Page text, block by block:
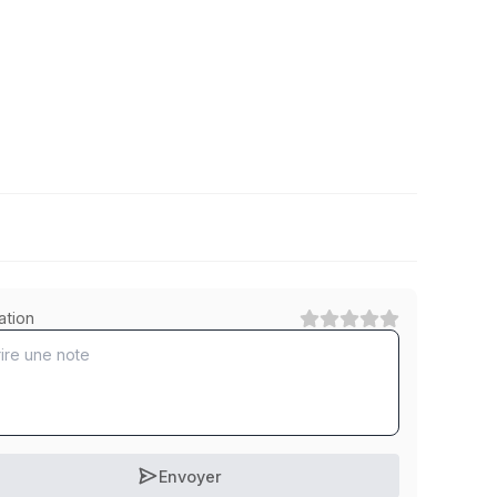
8.8 Stahl feuerverzinkt
1 Catégorie
Envoyer